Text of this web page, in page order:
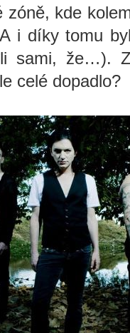
zóně, kde
i díky tomu
sami, že…).
celé dopadlo?